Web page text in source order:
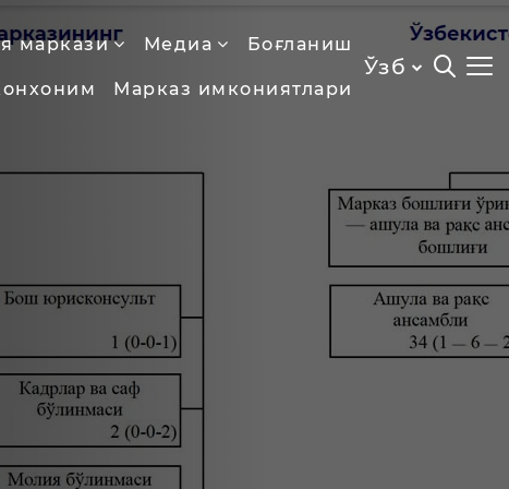
маркази Медиа Боғланиш
Марказ имкониятлари
Ўзб